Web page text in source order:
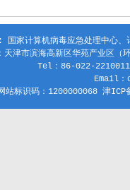
国家计算机病毒应急处理中心
天津市滨海高新区华苑产业区
Tel：86-022-
Email
站标识码：1200000068 津